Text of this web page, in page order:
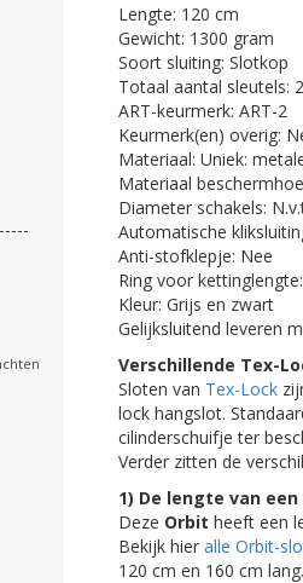
Lengte: 120 cm
Gewicht: 1300 gram
Soort sluiting: Slotkop
Totaal aantal sleutels: 2
ART-keurmerk: ART-2
Keurmerk(en) overig:
Materiaal: Uniek:
Materiaal
Diameter schakels:
Automatische
Anti-stofklepje: Nee
Ring voor
Kleur: Grijs en zwart
Gelijksluitend leveren
Verschillende Tex-
Sloten van Tex-Lock
lock hangslot.
cilinderschuifje ter
Verder zitten de
1) De lengte van
Deze Orbit heeft een
Bekijk hier alle Orbit-
120 cm en 160 cm lang.